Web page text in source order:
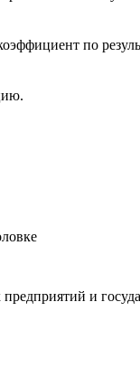
по
и